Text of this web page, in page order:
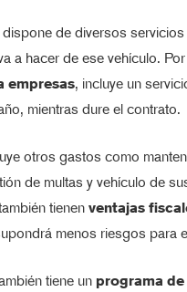
dispone de diversos
a hacer de ese vehículo.
empresas, incluye un
mientras dure el contrato.
otros gastos como
de multas y vehículo de
tienen ventajas
menos riesgos para
tiene un programa